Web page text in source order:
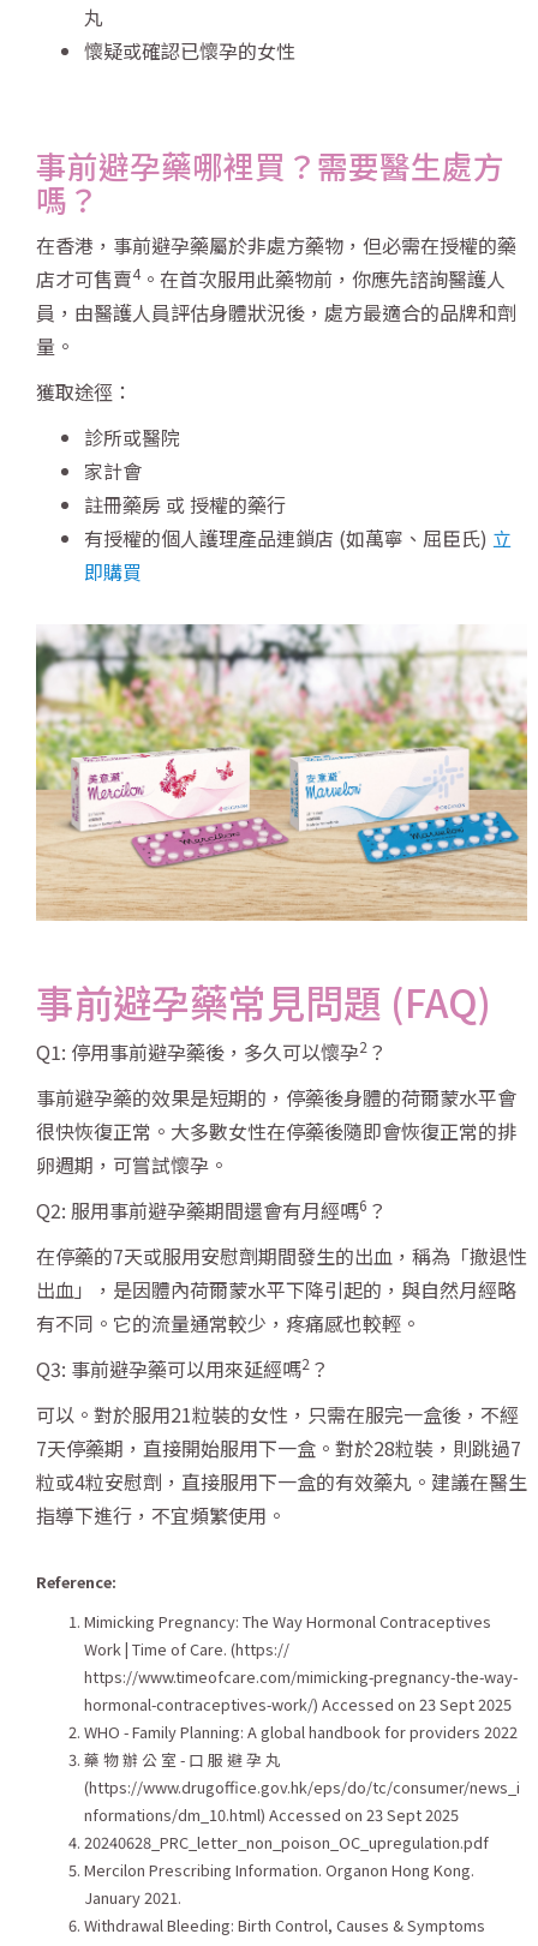
丸
懷疑或確認已懷孕的女性
事前避孕藥哪裡買？需要醫生處方
嗎？
在香港，事前避孕藥屬於非處方藥物，但必需在授權的藥
店才可售賣4 。在首次服用此藥物前，你應先諮詢醫護人
員，由醫護人員評估身體狀況後，處方最適合的品牌和劑
量。
獲取途徑：
診所或醫院
家計會
註冊藥房 或 授權的藥行
有授權的個人護理產品連鎖店 (如萬寧、屈臣氏) 立
即購買
事前避孕藥常見問題 (FAQ)
Q1: 停用事前避孕藥後，多久可以懷孕2 ？
事前避孕藥的效果是短期的，停藥後身體的荷爾蒙水平會
很快恢復正常。大多數女性在停藥後隨即會恢復正常的排
卵週期，可嘗試懷孕。
Q2: 服用事前避孕藥期間還會有月經嗎6 ？
在停藥的7天或服用安慰劑期間發生的出血，稱為「撤退性
出血」，是因體內荷爾蒙水平下降引起的，與自然月經略
有不同。它的流量通常較少，疼痛感也較輕。
Q3: 事前避孕藥可以用來延經嗎2 ？
可以。對於服用21粒裝的女性，只需在服完一盒後，不經
7天停藥期，直接開始服用下一盒。對於28粒裝，則跳過7
粒或4粒安慰劑，直接服用下一盒的有效藥丸。建議在醫生
指導下進行，不宜頻繁使用。
Reference:
Mimicking Pregnancy: The Way Hormonal Contraceptives
Work | Time of Care. (https://
https://www.timeofcare.com/mimicking-pregnancy-the-way-
hormonal-contraceptives-work/) Accessed on 23 Sept 2025
WHO - Family Planning: A global handbook for providers 2022
藥 物 辦 公 室 - 口 服 避 孕 丸
(https://www.drugoffice.gov.hk/eps/do/tc/consumer/news_i
nformations/dm_10.html) Accessed on 23 Sept 2025
20240628_PRC_letter_non_poison_OC_upregulation.pdf
Mercilon Prescribing Information. Organon Hong Kong.
January 2021.
Withdrawal Bleeding: Birth Control, Causes & Symptoms